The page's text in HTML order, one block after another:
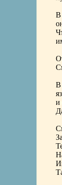
В
В
и